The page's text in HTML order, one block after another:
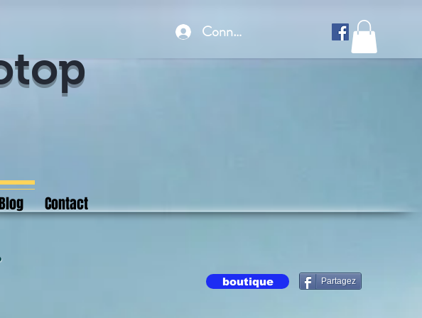
Connexion
Contact
Partagez
boutique